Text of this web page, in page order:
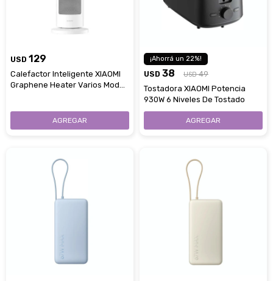
USD 129
Calefactor Inteligente XIAOMI
Graphene Heater Varios Modos
22
USD 38 USD 49
Tostadora XIAOMI Potencia
930W 6 Niveles De Tostado